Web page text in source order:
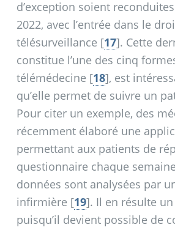
d’exception soient
2022, avec l’entrée dans le
télésurveillance [17]. Cette
constitue l’une des cinq
télémédecine [18], est
qu’elle permet de suivre un
Pour citer un exemple, des
récemment élaboré une
permettant aux patients de
questionnaire chaque
données sont analysées par
infirmière [19]. Il en résulte
puisqu’il devient possible de